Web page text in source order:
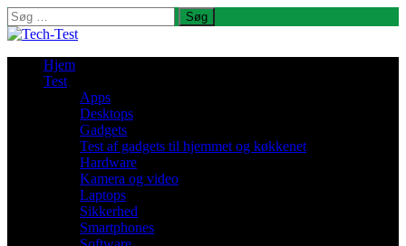
Søg
efter:
Hjem
Test
Apps
Desktops
Gadgets
Test af gadgets til hjemmet og køkkenet
Hardware
Kamera og video
Laptops
Sikkerhed
Smartphones